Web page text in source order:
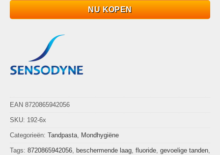
NU KOPEN
EAN 8720865942056
SKU: 192-6x
Categorieën: Tandpasta, Mondhygiëne
Tags: 8720865942056, beschermende laag, fluoride, gevoelige tanden,